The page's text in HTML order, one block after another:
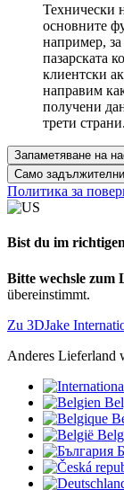
Технически
основните
например, за
пазарската
клиентски
направим
получени
трети страни.
Запаметяване на
Само
Политика за
Bist du im
Bitte wechsle zum
übereinstimmt.
Zu 3DJake
Anderes Lieferland